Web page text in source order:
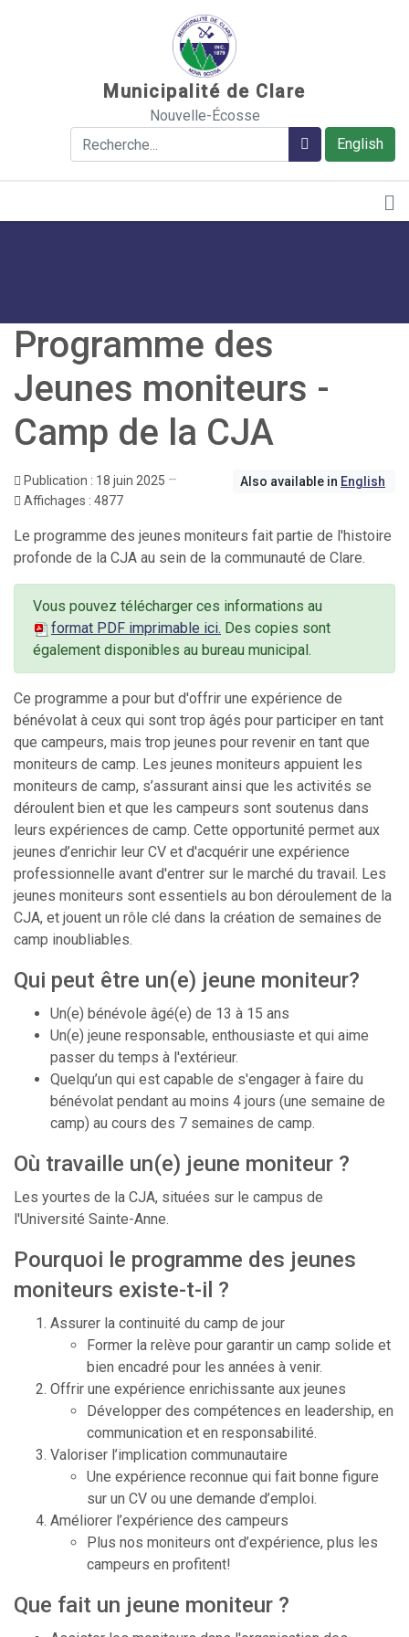
Municipalité de Clare
Nouvelle-Écosse
English
Rechercher Rechercher
Programme des
Jeunes moniteurs -
Camp de la CJA
Publication : 18 juin 2025 Also available in English
Affichages : 4877
Le programme des jeunes moniteurs fait partie de l'histoire
profonde de la CJA au sein de la communauté de Clare.
Vous pouvez télécharger ces informations au
format PDF imprimable ici. Des copies sont
également disponibles au bureau municipal.
Ce programme a pour but d'offrir une expérience de
bénévolat à ceux qui sont trop âgés pour participer en tant
que campeurs, mais trop jeunes pour revenir en tant que
moniteurs de camp. Les jeunes moniteurs appuient les
moniteurs de camp, s’assurant ainsi que les activités se
déroulent bien et que les campeurs sont soutenus dans
leurs expériences de camp. Cette opportunité permet aux
jeunes d’enrichir leur CV et d'acquérir une expérience
professionnelle avant d'entrer sur le marché du travail. Les
jeunes moniteurs sont essentiels au bon déroulement de la
CJA, et jouent un rôle clé dans la création de semaines de
camp inoubliables.
Qui peut être un(e) jeune moniteur?
Un(e) bénévole âgé(e) de 13 à 15 ans
Un(e) jeune responsable, enthousiaste et qui aime
passer du temps à l'extérieur.
Quelqu’un qui est capable de s'engager à faire du
bénévolat pendant au moins 4 jours (une semaine de
camp) au cours des 7 semaines de camp.
Où travaille un(e) jeune moniteur ?
Les yourtes de la CJA, situées sur le campus de
l'Université Sainte-Anne.
Pourquoi le programme des jeunes
moniteurs existe-t-il ?
Assurer la continuité du camp de jour
Former la relève pour garantir un camp solide et
bien encadré pour les années à venir.
Offrir une expérience enrichissante aux jeunes
Développer des compétences en leadership, en
communication et en responsabilité.
Valoriser l’implication communautaire
Une expérience reconnue qui fait bonne figure
sur un CV ou une demande d’emploi.
Améliorer l’expérience des campeurs
Plus nos moniteurs ont d’expérience, plus les
campeurs en profitent!
Que fait un jeune moniteur ?